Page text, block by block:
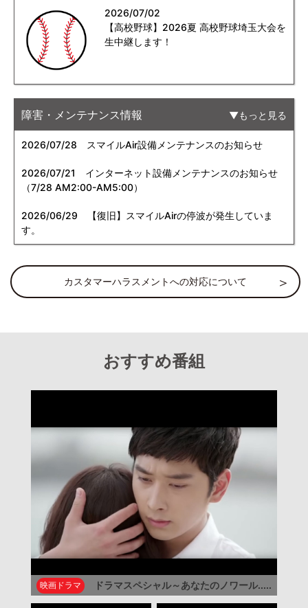
2026/07/02
【高校野球】2026夏 高校野球埼玉大会を
生中継します！
障害・メンテナンス情報 もっと見る
2026/07/28 スマイルAir設備メンテナンスのお知らせ
2026/07/21
インターネット設備メンテナンスのお知らせ
（7/28 AM2:00-AM5:00）
2026/06/29 【復旧】スマイルAirの停波が発生していま
す。
カスタマーハラスメントへの対応について
おすすめ番組